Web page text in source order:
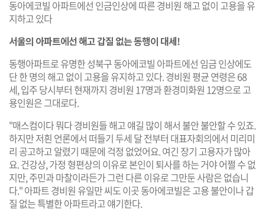
동아에코빌 아파트에선 인금인상에 따른 경비원 해고 없이 고용을 유
지하고 있다
서울의 아파트에선 해고 갑질 없는 동행이 대세!
동행아파트로 유명한 성북구 동아에코빌 아파트에선 임금 인상에도
단 한 명의 해고 없이 고용을 유지하고 있다. 경비원 평균 연령은 68
세, 입주 당시부터 현재까지 경비원 17명과 환경미화원 12명으로 고
용인원은 그대로다.
"매스컴이다 뭐다 경비원들 해고 얘길 많이 해서 불안 불안할 수 있죠.
하지만 저흰 언론에서 떠들기 두세 달 전부터 대표자회의에서 미리미
리 공고하고 알렸기 때문에 걱정 없었어요. 여긴 장기 고용자가 많아
요. 건강상, 가정 형편상의 이유로 본인이 퇴사를 하는 거야 어쩔 수 없
지만, 주민과 마찰이라든가 그런 다른 이유로 그만둔 사람은 없습니
다." 아파트 경비원 유일만 씨도 이곳 동아에코빌은 고용 불안이나 갑
질 없는 특별한 아파트라고 얘기한다.